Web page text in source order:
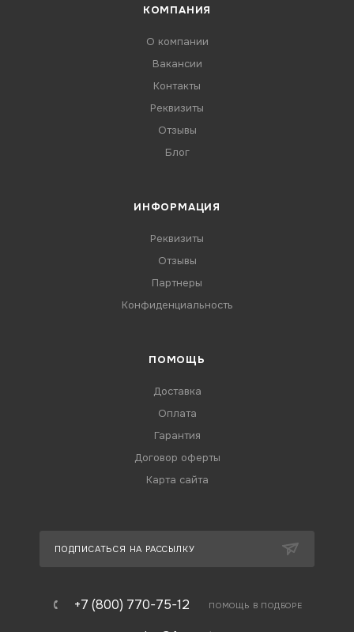
КОМПАНИЯ
О компании
Вакансии
Контакты
Реквизиты
Отзывы
Блог
ИНФОРМАЦИЯ
Реквизиты
Отзывы
Партнеры
Конфиденциальность
ПОМОЩЬ
Доставка
Оплата
Гарантия
Договор оферты
Карта сайта
ПОДПИСАТЬСЯ НА РАССЫЛКУ
+7 (800) 770-75-12 ПОМОЩЬ В ПОДБОРЕ